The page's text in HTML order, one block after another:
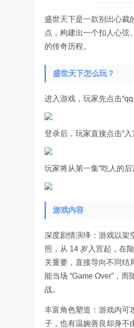
盛世天下是一款别出心裁
点，构建出一个扣人心弦
的传奇历程。
盛世天下怎么玩？
进入游戏，玩家先点击
登录后，玩家直接点击“
玩家将从第一集“吃人的后
游戏内容
深度剧情演绎：游戏以架
照，从 14 岁入宫起，在
关重要，直接导向不同结
能当场 “Game Over”，
战。
丰富角色塑造：游戏内可
子，也有温婉善良却身不